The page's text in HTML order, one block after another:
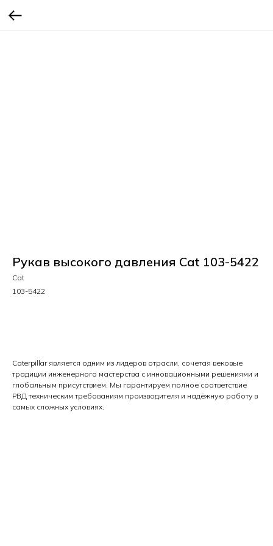
Рукав высокого давления Cat 103-5422
Cat
103-5422
Caterpillar является одним из лидеров отрасли, сочетая вековые
традиции инженерного мастерства с инновационными решениями и
глобальным присутствием. Мы гарантируем полное соответствие
РВД техническим требованиям производителя и надёжную работу в
самых сложных условиях.